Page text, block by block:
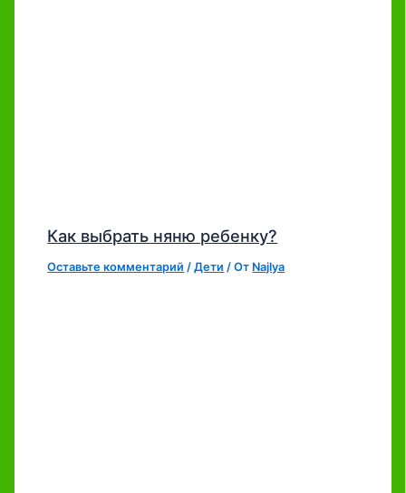
Как выбрать няню ребенку?
Оставьте комментарий /Дети / От Najlya